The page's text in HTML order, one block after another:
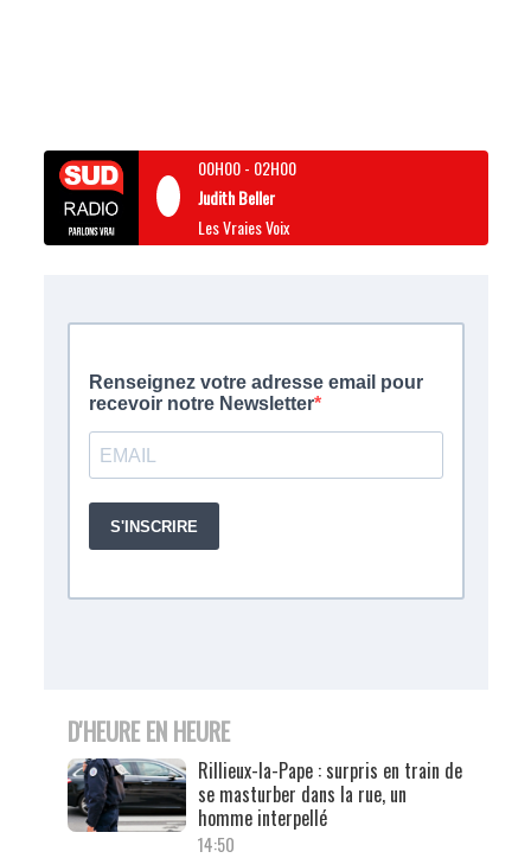
00H00- 02H00
Judith Beller
Les Vraies Voix
D'HEURE EN HEURE
Rillieux-la-Pape : surpris en train de
se masturber dans la rue, un
homme interpellé
14:50